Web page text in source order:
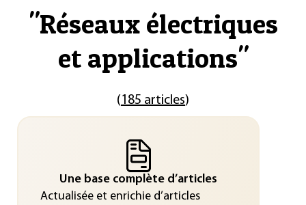
"Réseaux électriques
et applications"
(185 articles)
Une base complète d’articles
Actualisée et enrichie d’articles